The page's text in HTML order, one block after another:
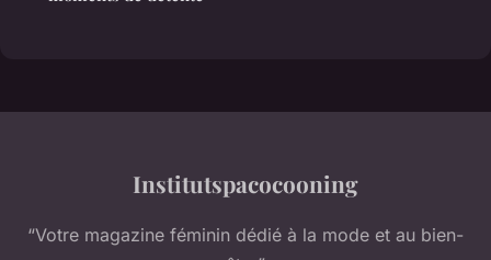
Institutspacocooning
“Votre magazine féminin dédié à la mode et au bien-